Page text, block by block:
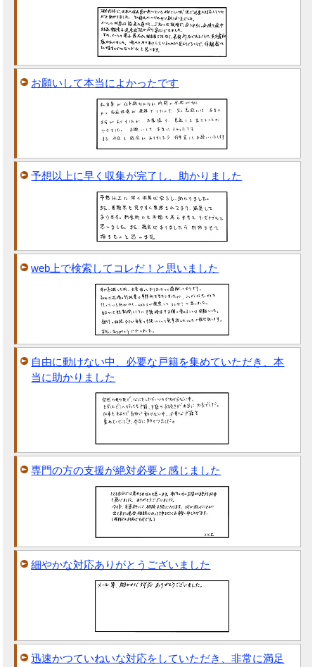
お願いして本当によかったです
予想以上に早く収集が完了し、助かりました
web上で検索してコレだ！と思いました
自由に動けない中、必要な戸籍を集めていただき、本
当に助かりました
専門の方の支援が絶対必要と感じました
細やかな対応ありがとうございました
迅速かつていねいな対応をしていただき、非常に満足